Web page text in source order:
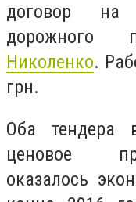
договор на
дорожного
Николенко.
грн.
Оба тендера
ценовое
оказалось